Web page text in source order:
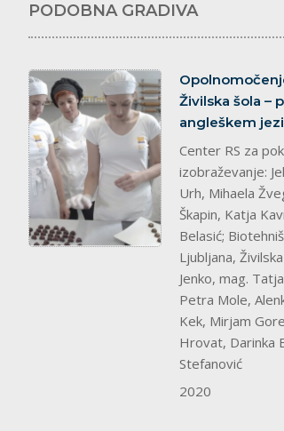
PODOBNA GRADIVA
splet
Živilska šola –
angleškem
Center RS za
izobraževanje:
Urh, Mihaela
Škapin, Katja
Belasić;
Ljubljana,
Jenko, mag.
Petra Mole,
Kek, Mirjam
Hrovat, Darinka
Stefanović
2020